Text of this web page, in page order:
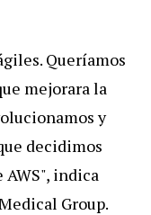
Queríamos
mejorara la
y
decidimos
AWS", indica
Group.